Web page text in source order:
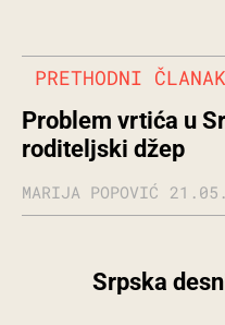
PRETHODNI ČLANAK
Problem vrtića u
roditeljski džep
MARIJA POPOVIĆ
Srpska